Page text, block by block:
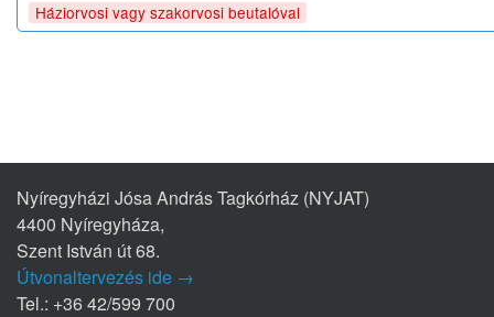
Háziorvosi vagy szakorvosi beutalóval
Nyíregyházi Jósa András Tagkórház (NYJAT)
4400 Nyíregyháza,
Szent István út 68.
Útvonaltervezés ide →
Tel.: +36 42/599 700